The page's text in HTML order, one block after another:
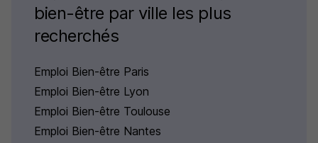
bien-être par ville les plus
recherchés
Emploi Bien-être Paris
Emploi Bien-être Lyon
Emploi Bien-être Toulouse
Emploi Bien-être Nantes